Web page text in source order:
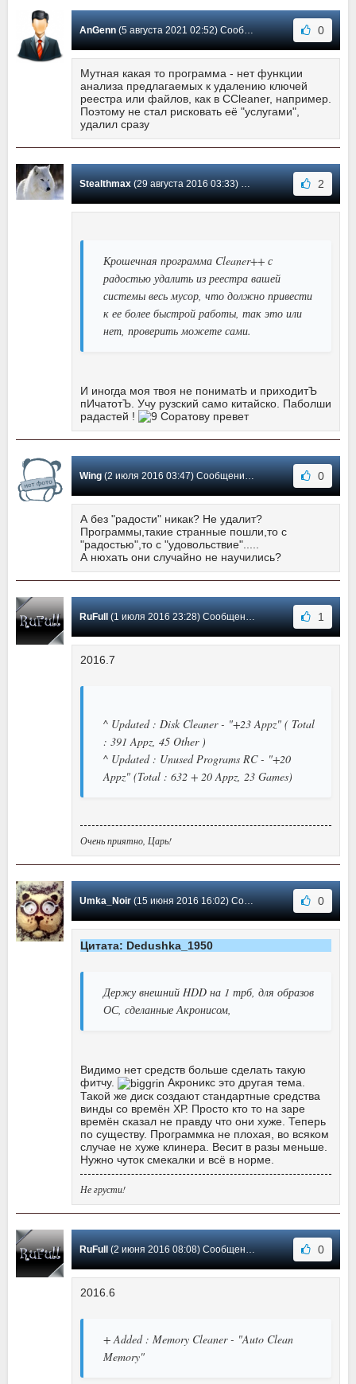
AnGenn(5 августа 2021 02:52) Сообщение #31 0
Мутная какая то программа - нет функции
анализа предлагаемых к удалению ключей
реестра или файлов, как в CCleaner, например.
Поэтому не стал рисковать её "услугами",
удалил сразу
Stealthmax(29 августа 2016 03:33) Сообщение #30 2
Крошечная программа Cleaner++ с
радостью удалить из реестра вашей
системы весь мусор, что должно привести
к ее более быстрой работы, так это или
нет, проверить можете сами.
И иногда моя твоя не пониматЬ и приходитЪ
пИчатотЪ. Учу рузский само китайско. Паболши
радастей !
Соратову превет
Wing(2 июля 2016 03:47) Сообщение #29 0
А без "радости" никак? Не удалит?
Программы,такие странные пошли,то с
"радостью",то с "удовольствие".....
А нюхать они случайно не научились?
RuFull (1 июля 2016 23:28) Сообщение #28 1
2016.7
^ Updated : Disk Cleaner - "+23 Appz" ( Total
: 391 Appz, 45 Other )
^ Updated : Unused Programs RC - "+20
Appz" (Total : 632 + 20 Appz, 23 Games)
Очень приятно, Царь!
Umka_Noir(15 июня 2016 16:02) Сообщение #27 0
Цитата: Dedushka_1950
Держу внешний HDD на 1 трб, для образов
ОС, сделанные Акронисом,
Видимо нет средств больше сделать такую
фитчу.
Акроникс это другая тема.
Такой же диск создают стандартные средства
винды со времён ХР. Просто кто то на заре
времён сказал не правду что они хуже. Теперь
по существу. Программка не плохая, во всяком
случае не хуже клинера. Весит в разы меньше.
Нужно чуток смекалки и всё в норме.
Не грусти!
RuFull (2 июня 2016 08:08) Сообщение #26 0
2016.6
+ Added : Memory Cleaner - "Auto Clean
Memory"